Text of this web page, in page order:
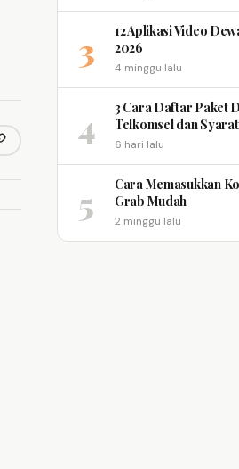
link
3
12 Aplikasi Video
2026
4 minggu lalu
4
3 Cara Daftar Paket
Telkomsel dan
6 hari lalu
5
Cara Memasukkan
Grab Mudah
2 minggu lalu